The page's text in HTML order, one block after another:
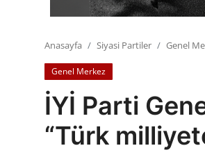
Anasayfa Siyasi Partiler Genel
Genel Merkez
İYİ Parti
“Türk